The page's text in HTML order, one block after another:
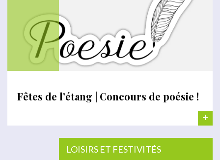
Fêtes de l’étang | Concours de poésie !
+
LOISIRS ET FESTIVITÉS